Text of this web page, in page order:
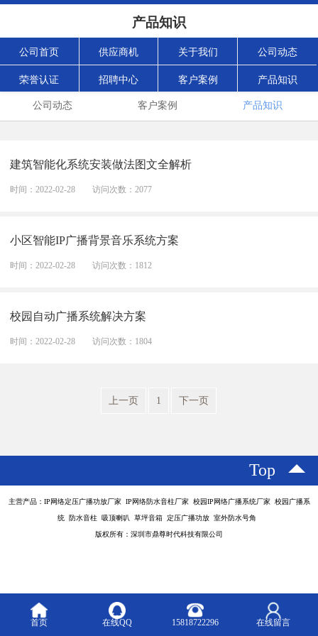
产品知识
公司首页 供应商机 关于我们 公司动态
荣誉认证 招聘中心 客户案例 产品知识
公司动态 客户案例 产品知识
建筑智能化系统安装做法图文全解析
时间：2022-02-28 访问次数：2077
小区智能IP广播背景音乐系统方案
时间：2022-02-28 访问次数：1812
校园自动广播系统解决方案
时间：2022-02-28 访问次数：1804
上一页 1 下一页
Top
主营产品：IP网络定压广播功放厂家 IP网络防水音柱厂家 校园IP网络广播系统厂家 校园广播系
统 防水音柱 吸顶喇叭 草坪音箱 定压广播功放 室外防水号角
版权所有：深圳市鼎尊时代科技有限公司
首页 在线QQ 15818722296 在线留言